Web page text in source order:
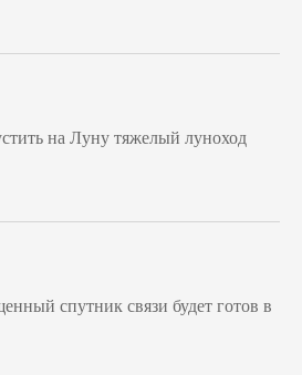
на Луну тяжелый луноход
спутник связи будет готов в